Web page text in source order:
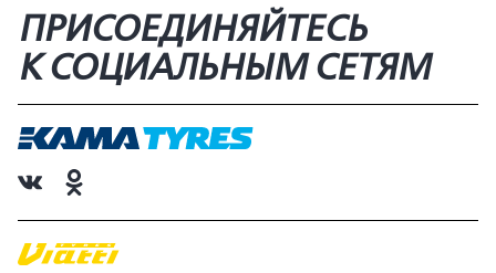
ПРИСОЕДИНЯЙТЕСЬ
К СОЦИАЛЬНЫМ СЕТЯМ